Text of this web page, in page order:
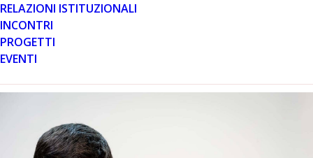
RELAZIONI ISTITUZIONALI
INCONTRI
PROGETTI
EVENTI